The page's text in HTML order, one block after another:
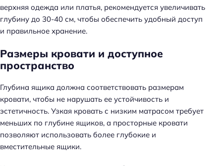
верхняя одежда или платья, рекомендуется увеличивать
глубину до 30-40 см, чтобы обеспечить удобный доступ
и правильное хранение.
Размеры кровати и доступное
пространство
Глубина ящика должна соответствовать размерам
кровати, чтобы не нарушать ее устойчивость и
эстетичность. Узкая кровать с низким матрасом требует
меньших по глубине ящиков, а просторные кровати
позволяют использовать более глубокие и
вместительные ящики.